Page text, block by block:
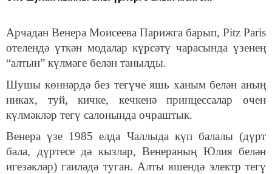
Арчадан Венера Моисеева Парижга барып, Pitz Paris
отелендә үткән модалар күрсәтү чарасында үзенең
“алтын” күлмәге белән танылды.
Шушы көннәрдә без тегүче яшь ханым белән аның
никах, туй, кичке, кечкенә принцессалар өчен
күлмәкләр тегү салонында очраштык.
Венера үзе 1985 елда Чаллыда күп балалы (дүрт
бала, дүртесе дә кызлар, Венераның Юлия белән
игезәкләр) гаиләдә туган. Алты яшендә электр тегү